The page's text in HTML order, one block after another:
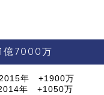
億7000万
年 +1900万
年 +1050万